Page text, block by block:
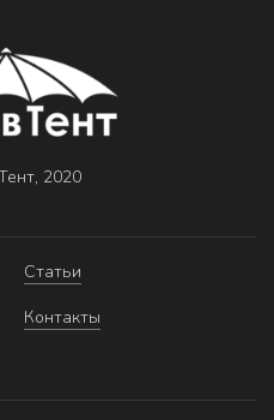
2020
Статьи
Контакты